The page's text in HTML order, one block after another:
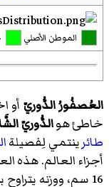
الموطن الأصلي
العُصفُورُ الدُّوريّ أو
خاطئ هوالدُّوريّ
طائرينتمي لِفصيلة
أجزاء العالم. هذه